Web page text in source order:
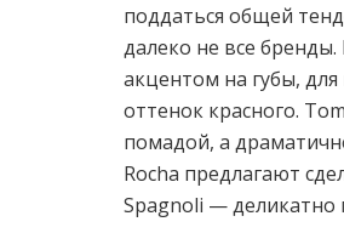
поддаться общей
далеко не все
акцентом на губы,
оттенок красного.
помадой, а
Rocha предлагают
Spagnoli — деликатно